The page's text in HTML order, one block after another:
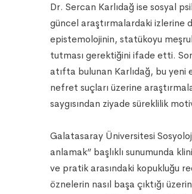
Dr. Sercan Karlıdağ ise sosyal
güncel araştırmalardaki izlerine
epistemolojinin, statükoyu
tutması gerektiğini ifade etti.
atıfta bulunan Karlıdağ, bu
nefret suçları üzerine
saygısından ziyade süreklilik
Galatasaray Üniversitesi
anlamak” başlıklı sunumunda
ve pratik arasındaki kopukluğu
öznelerin nasıl başa çıktığı